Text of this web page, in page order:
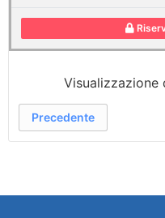
Visualizzazione
Precedente